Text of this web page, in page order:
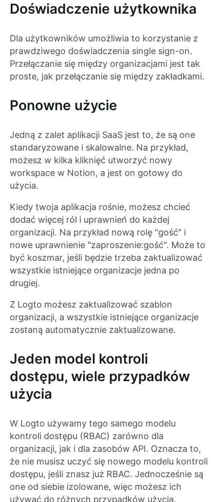
Doświadczenie użytkownika
Dla użytkowników umożliwia to korzystanie z
prawdziwego doświadczenia single sign-on.
Przełączanie się między organizacjami jest tak
proste, jak przełączanie się między zakładkami.
Ponowne użycie
Jedną z zalet aplikacji SaaS jest to, że są one
standaryzowane i skalowalne. Na przykład,
możesz w kilka kliknięć utworzyć nowy
workspace w Notion, a jest on gotowy do
użycia.
Kiedy twoja aplikacja rośnie, możesz chcieć
dodać więcej ról i uprawnień do każdej
organizacji. Na przykład nową rolę "gość" i
nowe uprawnienie "zaproszenie:gość". Może to
być koszmar, jeśli będzie trzeba zaktualizować
wszystkie istniejące organizacje jedna po
drugiej.
Z Logto możesz zaktualizować szablon
organizacji, a wszystkie istniejące organizacje
zostaną automatycznie zaktualizowane.
Jeden model kontroli
dostępu, wiele przypadków
użycia
W Logto używamy tego samego modelu
kontroli dostępu (RBAC) zarówno dla
organizacji, jak i dla zasobów API. Oznacza to,
że nie musisz uczyć się nowego modelu kontroli
dostępu, jeśli znasz już RBAC. Jednocześnie są
one od siebie izolowane, więc możesz ich
używać do różnych przypadków użycia.